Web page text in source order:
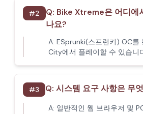
#2 Q: Bike Xtreme은 어디에
나요?
A: ESprunki(스프런키) OC를
City에서 플레이할 수 있습니
#3 Q: 시스템 요구 사항은 무
A: 일반적인 웹 브라우저 및